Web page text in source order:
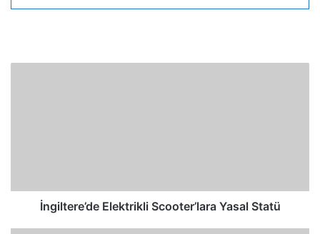
İngiltere’de Elektrikli Scooter’lara Yasal Statü